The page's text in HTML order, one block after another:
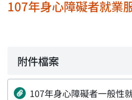
107年身心障礙者就業
附件檔案
107年身心障礙者一般性